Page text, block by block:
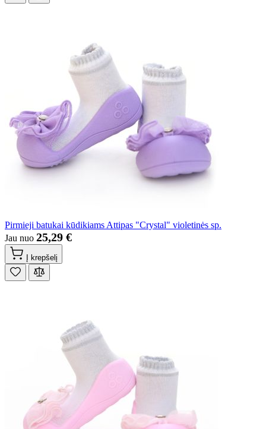
Pirmieji batukai kūdikiams Attipas "Crystal" violetinės sp.
Jau nuo 25,29 €
Į krepšelį